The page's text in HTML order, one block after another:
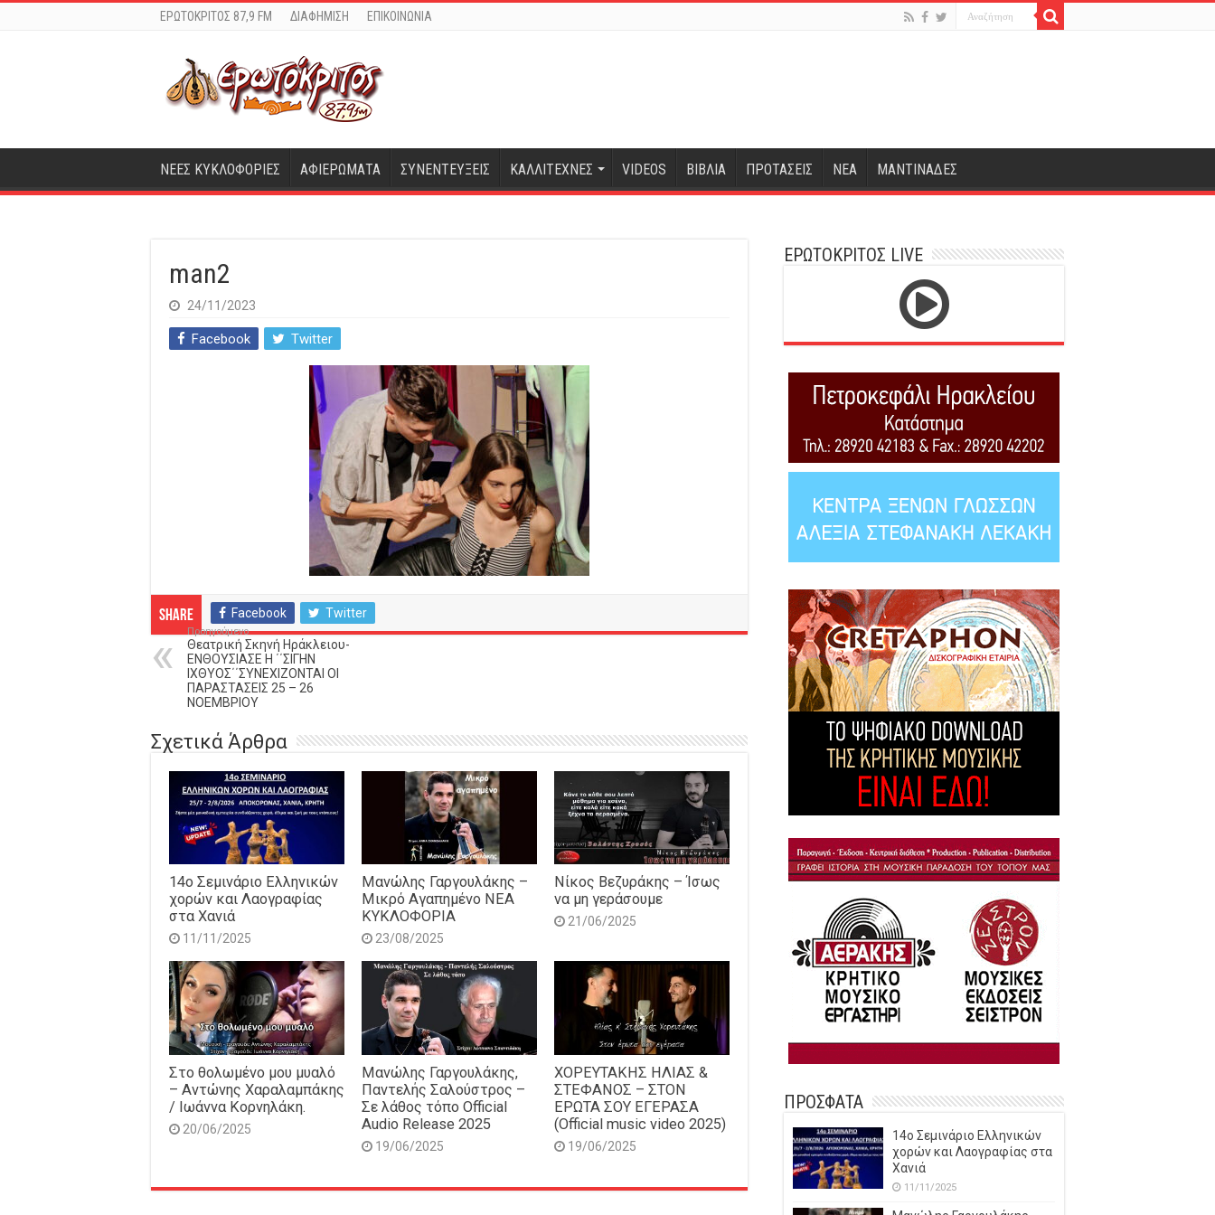
ΕΡΩΤΟΚΡΙΤΟΣ 87,9 FM ΔΙΑΦΗΜΙΣΗ ΕΠΙΚΟΙΝΩΝΙΑ
ΝΕΕΣ ΚΥΚΛΟΦΟΡΙΕΣ ΑΦΙΕΡΩΜΑΤΑ ΣΥΝΕΝΤΕΥΞΕΙΣ ΚΑΛΛΙΤΕΧΝΕΣ VIDEOS ΒΙΒΛΙΑ ΠΡΟΤΑΣΕΙΣ ΝΕΑ ΜΑΝΤΙΝΑΔΕΣ
man2
24/11/2023
Facebook Twitter
Share Facebook Twitter
Προηγούμενο
Θεατρική Σκηνή Ηράκλειου-
ΕΝΘΟΥΣΙΑΣΕ Η ΄΄ΣΙΓΗΝ
ΙΧΘΥΟΣ΄΄ΣΥΝΕΧΙΖΟΝΤΑΙ ΟΙ
ΠΑΡΑΣΤΑΣΕΙΣ 25 – 26
ΝΟΕΜΒΡΙΟΥ
Σχετικά Άρθρα
14o Σεμινάριο Ελληνικών
χορών και Λαογραφίας
στα Χανιά
11/11/2025
Μανώλης Γαργουλάκης –
Μικρό Αγαπημένο NEΑ
ΚΥΚΛΟΦΟΡΙΑ
23/08/2025
Νίκος Βεζυράκης – Ίσως
να μη γεράσουμε
21/06/2025
Στο θολωμένο μου μυαλό
– Αντώνης Χαραλαμπάκης
/ Ιωάννα Κορνηλάκη.
20/06/2025
Μανώλης Γαργουλάκης,
Παντελής Σαλούστρος –
Σε λάθος τόπο Official
Audio Release 2025
19/06/2025
ΧΟΡΕΥΤΑΚΗΣ ΗΛΙΑΣ &
ΣΤΕΦΑΝΟΣ – ΣΤΟΝ
ΕΡΩΤΑ ΣΟΥ ΕΓΕΡΑΣΑ
(Official music video 2025)
19/06/2025
ΕΡΩΤΟΚΡΙΤΟΣ LIVE
ΠΡΟΣΦΑΤΑ
14o Σεμινάριο Ελληνικών
χορών και Λαογραφίας στα
Χανιά
11/11/2025